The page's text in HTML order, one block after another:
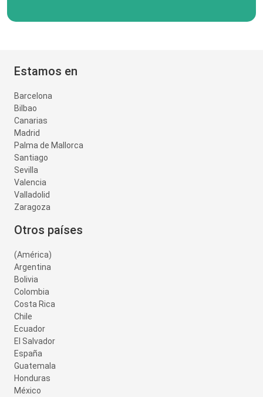
Estamos en
Barcelona
Bilbao
Canarias
Madrid
Palma de Mallorca
Santiago
Sevilla
Valencia
Valladolid
Zaragoza
Otros países
(América)
Argentina
Bolivia
Colombia
Costa Rica
Chile
Ecuador
El Salvador
España
Guatemala
Honduras
México